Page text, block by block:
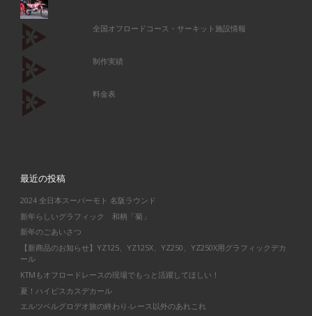
全国オフロードコース・サーキット施設情報
制作実績
料金表
最近の投稿
2024 全日本スーパーモト 名阪ラウンド
新年らしいグラフィック 和柄「菊」
新年のごあいさつ
【新商品のお知らせ】YZ125、YZ125X、YZ250、YZ250X用グラフィックデカ
ール
KTMもオフロードレースの現場でもっと活躍してほしい！
夏！ハイビスカスデカール
エルツベルグロデオ旅の終わり-レース以外のあれこれ